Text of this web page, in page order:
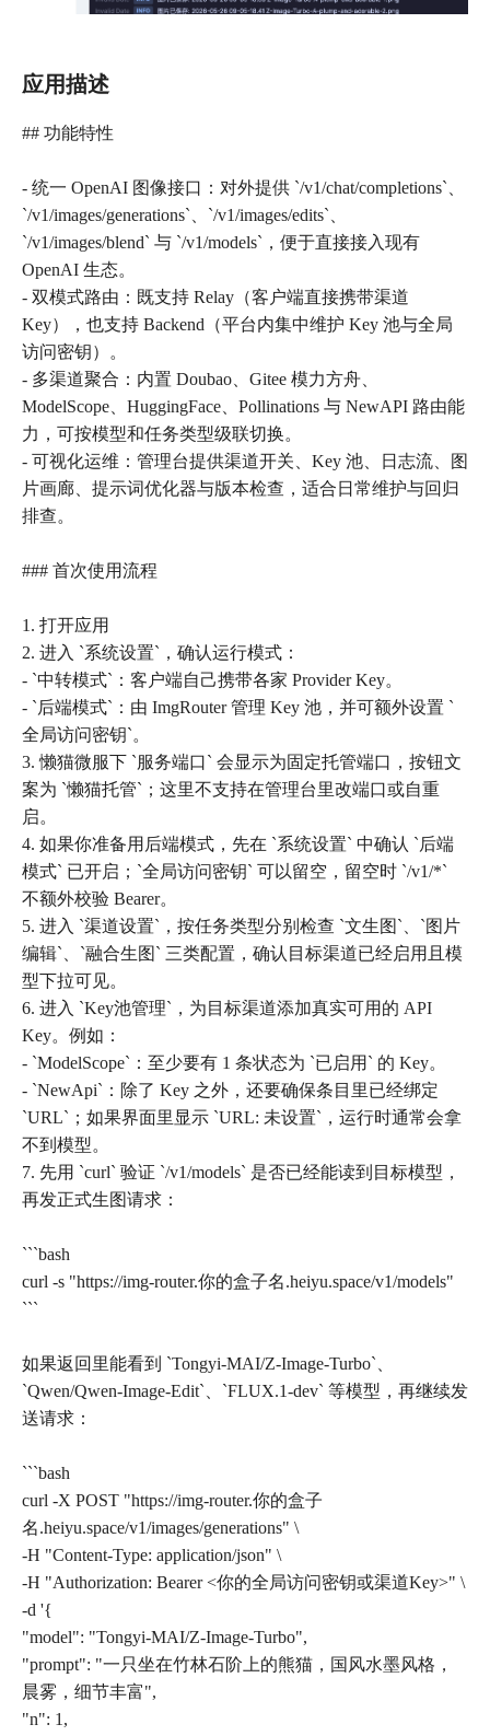
应用描述
## 功能特性
- 统一 OpenAI 图像接口：对外提供 `/v1/chat/completions`、
`/v1/images/generations`、`/v1/images/edits`、
`/v1/images/blend` 与 `/v1/models`，便于直接接入现有
OpenAI 生态。
- 双模式路由：既支持 Relay（客户端直接携带渠道
Key），也支持 Backend（平台内集中维护 Key 池与全局
访问密钥）。
- 多渠道聚合：内置 Doubao、Gitee 模力方舟、
ModelScope、HuggingFace、Pollinations 与 NewAPI 路由能
力，可按模型和任务类型级联切换。
- 可视化运维：管理台提供渠道开关、Key 池、日志流、图
片画廊、提示词优化器与版本检查，适合日常维护与回归
排查。
### 首次使用流程
1. 打开应用
2. 进入 `系统设置`，确认运行模式：
- `中转模式`：客户端自己携带各家 Provider Key。
- `后端模式`：由 ImgRouter 管理 Key 池，并可额外设置 `
全局访问密钥`。
3. 懒猫微服下 `服务端口` 会显示为固定托管端口，按钮文
案为 `懒猫托管`；这里不支持在管理台里改端口或自重
启。
4. 如果你准备用后端模式，先在 `系统设置` 中确认 `后端
模式` 已开启；`全局访问密钥` 可以留空，留空时 `/v1/*`
不额外校验 Bearer。
5. 进入 `渠道设置`，按任务类型分别检查 `文生图`、`图片
编辑`、`融合生图` 三类配置，确认目标渠道已经启用且模
型下拉可见。
6. 进入 `Key池管理`，为目标渠道添加真实可用的 API
Key。例如：
- `ModelScope`：至少要有 1 条状态为 `已启用` 的 Key。
- `NewApi`：除了 Key 之外，还要确保条目里已经绑定
`URL`；如果界面里显示 `URL: 未设置`，运行时通常会拿
不到模型。
7. 先用 `curl` 验证 `/v1/models` 是否已经能读到目标模型，
再发正式生图请求：
```bash
curl -s "https://img-router.你的盒子名.heiyu.space/v1/models"
```
如果返回里能看到 `Tongyi-MAI/Z-Image-Turbo`、
`Qwen/Qwen-Image-Edit`、`FLUX.1-dev` 等模型，再继续发
送请求：
```bash
curl -X POST "https://img-router.你的盒子
名.heiyu.space/v1/images/generations" \
-H "Content-Type: application/json" \
-H "Authorization: Bearer <你的全局访问密钥或渠道Key>" \
-d '{
"model": "Tongyi-MAI/Z-Image-Turbo",
"prompt": "一只坐在竹林石阶上的熊猫，国风水墨风格，
晨雾，细节丰富",
"n": 1,